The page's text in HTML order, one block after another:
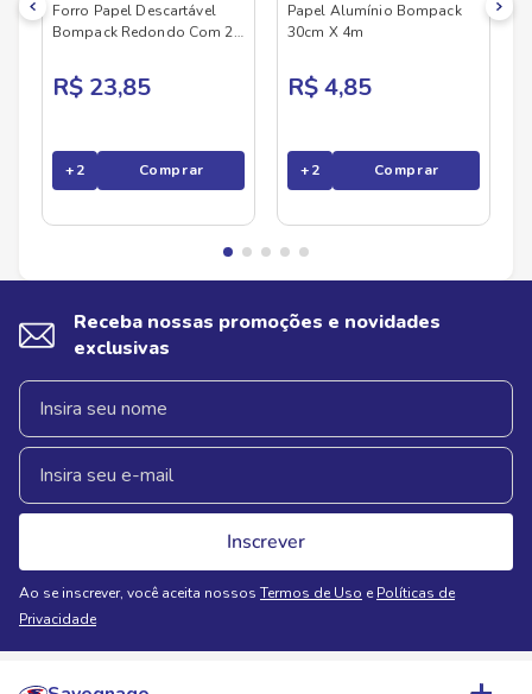
Forro Papel Descartável
Bompack Redondo Com 25
R$ 23,85
+2 Comprar
Papel Alumínio Bompack
30cm X 4m
R$ 4,85
+2 Comprar
Receba nossas promoções e novidades
exclusivas
Inscrever
Ao se inscrever, você aceita nossos Termos de Uso e Políticas de
Privacidade